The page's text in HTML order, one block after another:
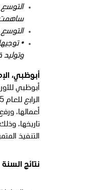
التوسع
ساهمت
التوسع
•
وتوليد
أبوظبي،
تاريخها،
التنفيذ
نتائج السنة المالية 2025: نمو